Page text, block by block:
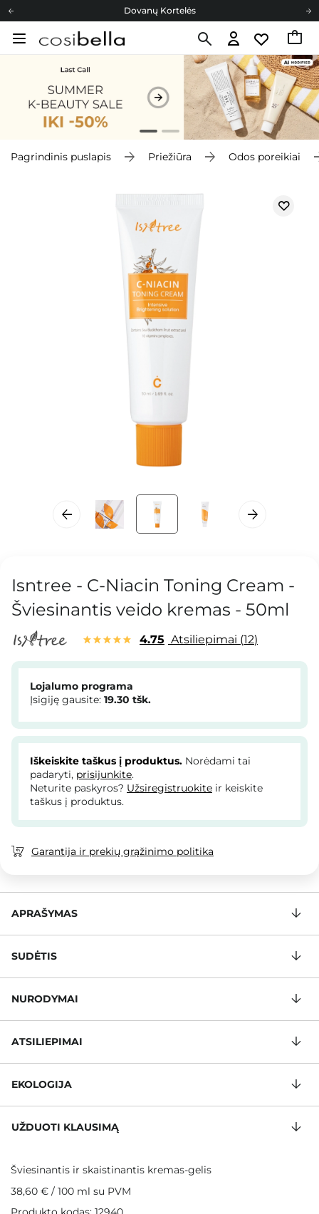
Dovanų Kortelės
Cosibella lojalumo programa
Dovanų Kortelės
Pagrindinis puslapis Priežiūra Odos poreikiai
Isntree - C-Niacin Toning Cream -
Šviesinantis veido kremas - 50ml
4.75 Atsiliepimai 12
Lojalumo programa
Įsigiję gausite: 19.30 tšk.
Iškeiskite taškus į produktus. Norėdami tai
padaryti, prisijunkite.
Neturite paskyros? Užsiregistruokite ir keiskite
taškus į produktus.
Garantija ir prekių grąžinimo politika
APRAŠYMAS
SUDĖTIS
NURODYMAI
ATSILIEPIMAI
EKOLOGIJA
UŽDUOTI KLAUSIMĄ
Šviesinantis ir skaistinantis kremas-gelis
38,60 € / 100 ml su PVM